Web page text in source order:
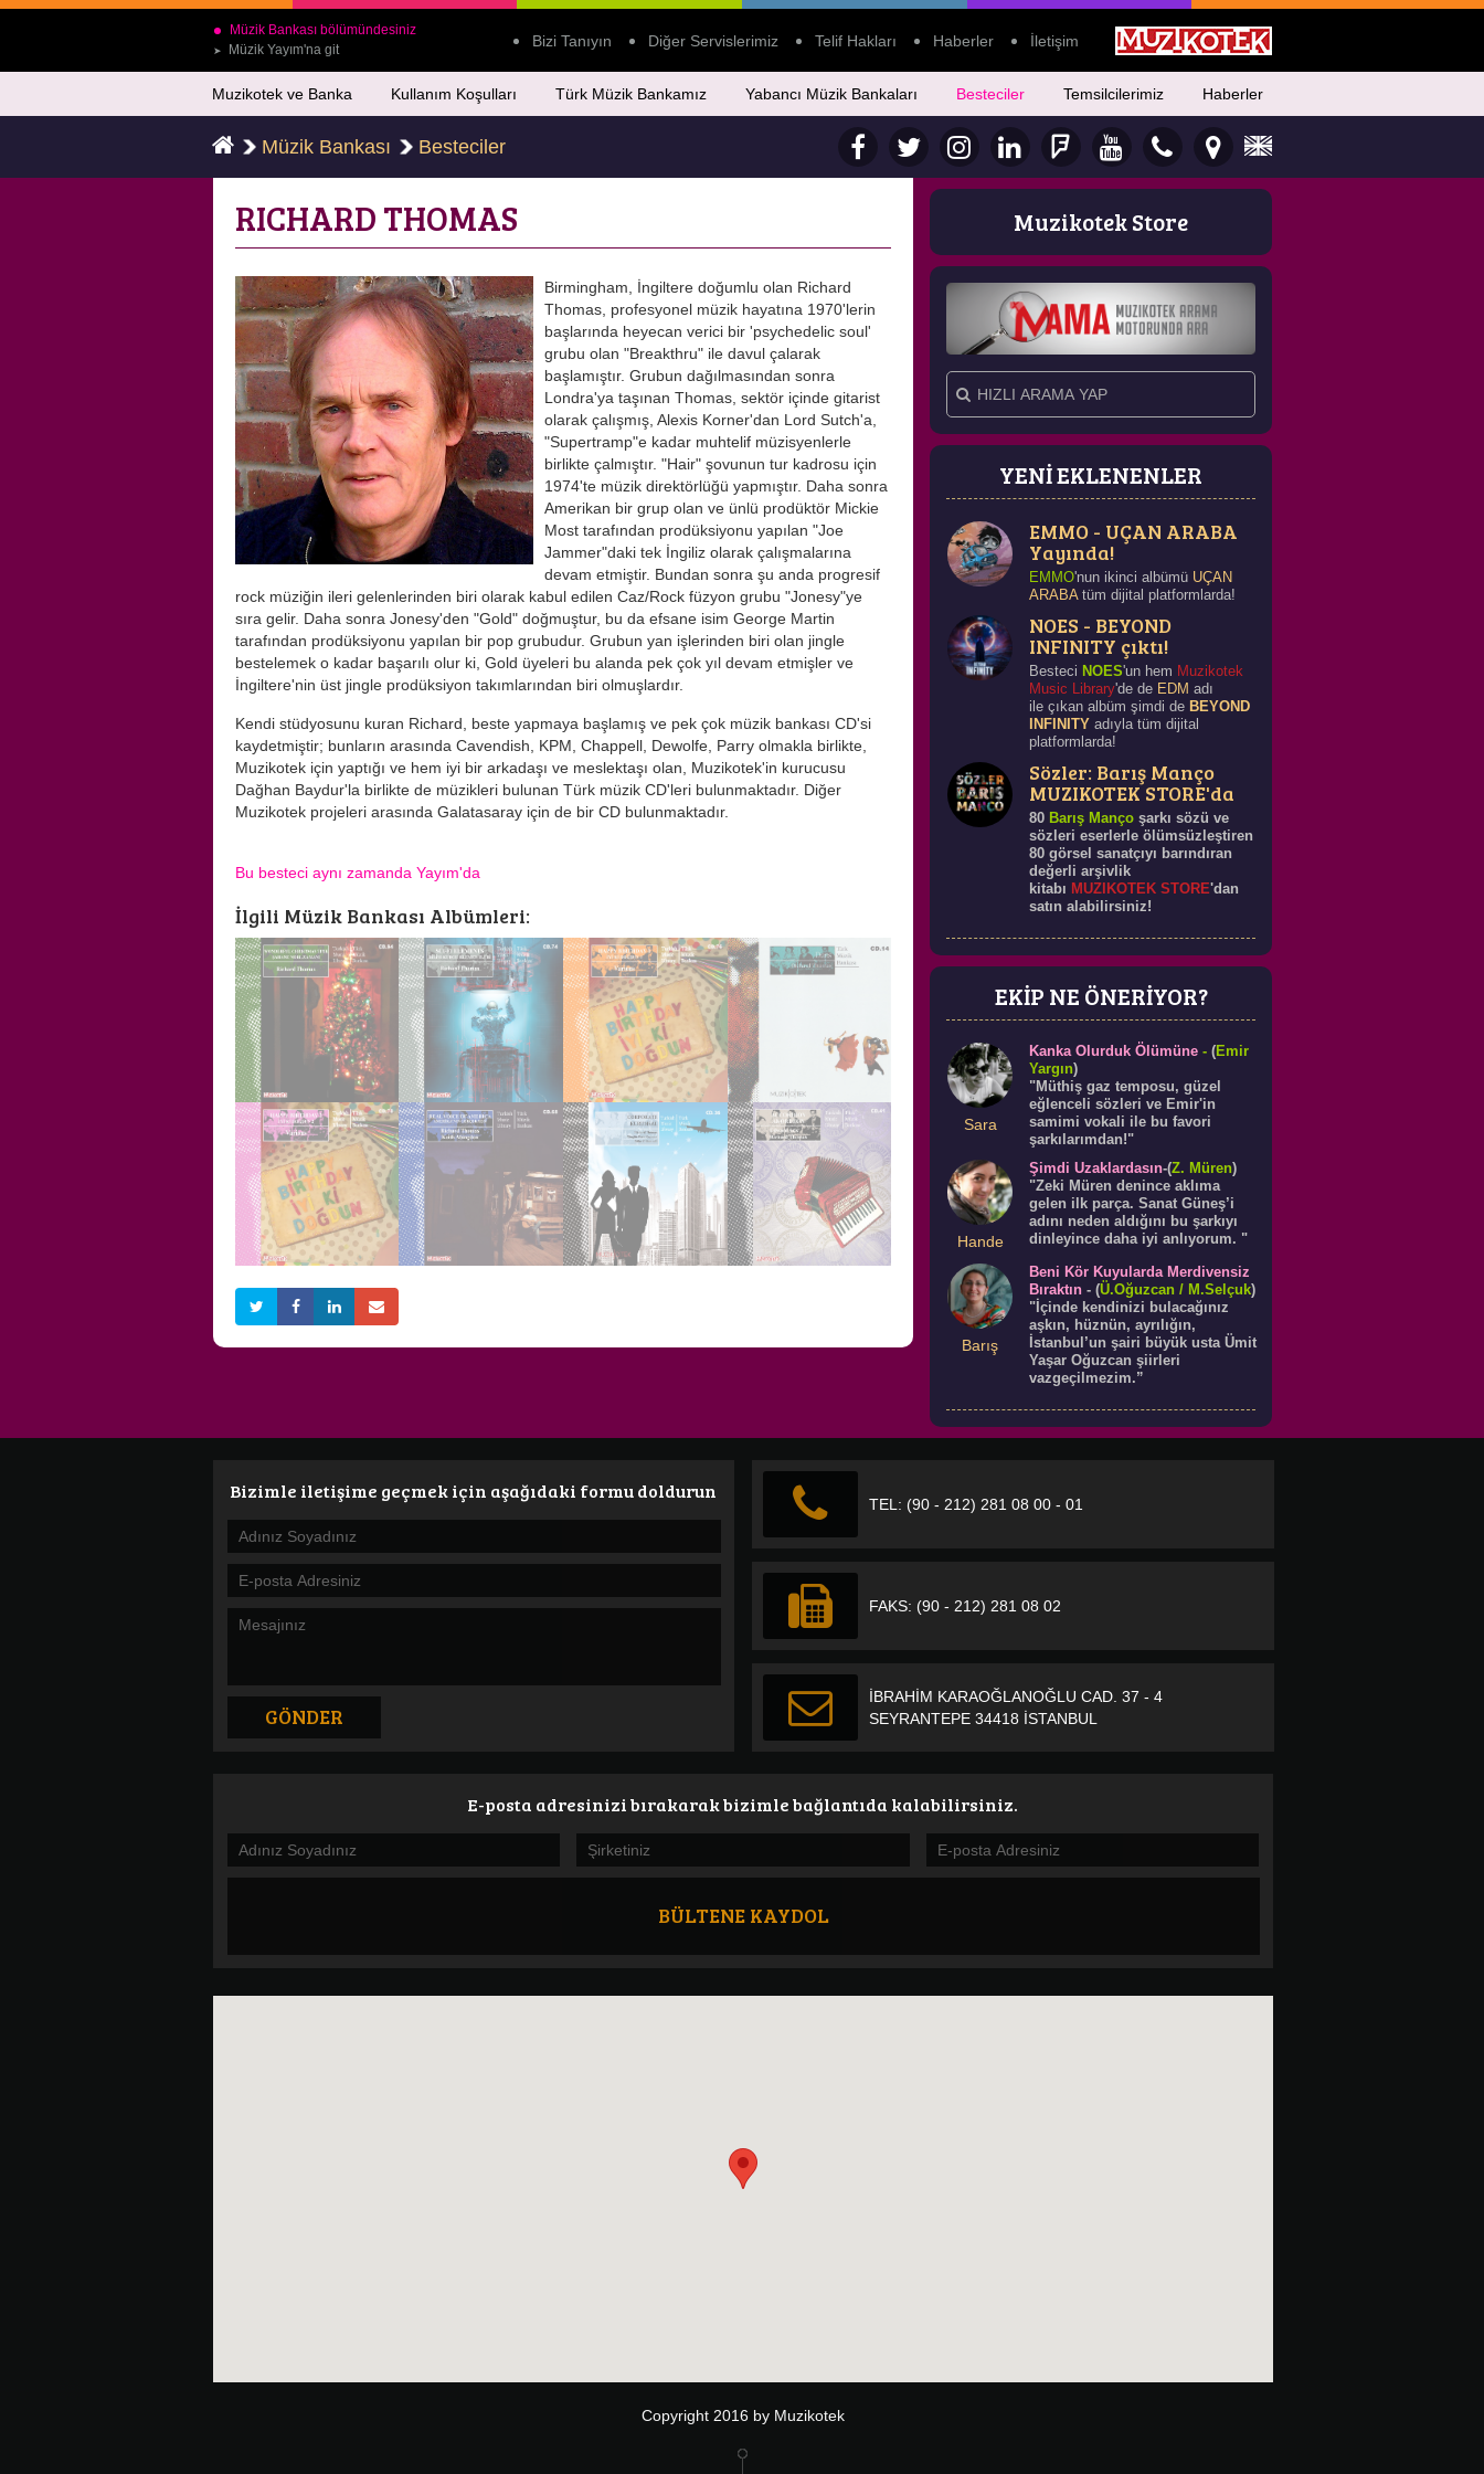
Müzik Bankası bölümündesiniz
➤ Müzik Yayım'na git Bizi Tanıyın Diğer Servislerimiz Telif Hakları Haberler İletişim
Muzikotek ve Banka Kullanım Koşulları Türk Müzik Bankamız Yabancı Müzik Bankaları Besteciler Temsilcilerimiz Haberler
Müzik Bankası Besteciler
RICHARD THOMAS
Birmingham, İngiltere doğumlu olan Richard
Thomas, profesyonel müzik hayatına 1970'lerin
başlarında heyecan verici bir 'psychedelic soul'
grubu olan "Breakthru" ile davul çalarak
başlamıştır. Grubun dağılmasından sonra
Londra'ya taşınan Thomas, sektör içinde gitarist
olarak çalışmış, Alexis Korner'dan Lord Sutch'a,
"Supertramp"e kadar muhtelif müzisyenlerle
birlikte çalmıştır. "Hair" şovunun tur kadrosu için
1974'te müzik direktörlüğü yapmıştır. Daha sonra
Amerikan bir grup olan ve ünlü prodüktör Mickie
Most tarafından prodüksiyonu yapılan "Joe
Jammer"daki tek İngiliz olarak çalışmalarına
devam etmiştir. Bundan sonra şu anda progresif
rock müziğin ileri gelenlerinden biri olarak kabul edilen Caz/Rock füzyon grubu "Jonesy"ye
sıra gelir. Daha sonra Jonesy'den "Gold" doğmuştur, bu da efsane isim George Martin
tarafından prodüksiyonu yapılan bir pop grubudur. Grubun yan işlerinden biri olan jingle
bestelemek o kadar başarılı olur ki, Gold üyeleri bu alanda pek çok yıl devam etmişler ve
İngiltere'nin üst jingle prodüksiyon takımlarından biri olmuşlardır.
Kendi stüdyosunu kuran Richard, beste yapmaya başlamış ve pek çok müzik bankası CD'si
kaydetmiştir; bunların arasında Cavendish, KPM, Chappell, Dewolfe, Parry olmakla birlikte,
Muzikotek için yaptığı ve hem iyi bir arkadaşı ve meslektaşı olan, Muzikotek'in kurucusu
Dağhan Baydur'la birlikte de müzikleri bulunan Türk müzik CD'leri bulunmaktadır. Diğer
Muzikotek projeleri arasında Galatasaray için de bir CD bulunmaktadır.
Bu besteci aynı zamanda Yayım'da
İlgili Müzik Bankası Albümleri:
ŞAHANE NOEL
ZAMANI
Detaylı Bilgi
BİLİM KURGU
ELEMENTLERİ
Detaylı Bilgi
İYİ Kİ DOĞDUN 1
Detaylı Bilgi
DANS
Detaylı Bilgi
Muzikotek Store
YENİ EKLENENLER
EMMO - UÇAN ARABA
Yayında!
EMMO'nun ikinci albümü UÇAN
ARABAtüm dijital platformlarda!
NOES - BEYOND
INFINITY çıktı!
Besteci NOES'un hem Muzikotek
Music Library'de de EDM adı
ile çıkan albüm şimdi de BEYOND
INFINITY adıyla tüm dijital
platformlarda!
Sözler: Barış Manço
MUZIKOTEK STORE'da
80 Barış Manço şarkı sözü ve
sözleri eserlerle ölümsüzleştiren
80 görsel sanatçıyı barındıran
değerli arşivlik
kitabı MUZIKOTEK STORE'dan
satın alabilirsiniz!
EKİP NE ÖNERİYOR?
Sara
Kanka Olurduk Ölümüne -(Emir
Yargın)
"Müthiş gaz temposu, güzel
eğlenceli sözleri ve Emir'in
samimi vokali ile bu favori
şarkılarımdan!"
Hande
Şimdi Uzaklardasın-(Z. Müren)
"Zeki Müren denince aklıma
gelen ilk parça. Sanat Güneş’i
adını neden aldığını bu şarkıyı
dinleyince daha iyi anlıyorum. "
Barış
Beni Kör Kuyularda Merdivensiz
Bıraktın -(Ü.Oğuzcan / M.Selçuk)
"İçinde kendinizi bulacağınız
aşkın, hüznün, ayrılığın,
İstanbul’un şairi büyük usta Ümit
Yaşar Oğuzcan şiirleri
vazgeçilmezim.”
Bizimle iletişime geçmek için aşağıdaki formu doldurun
TEL: (90 - 212) 281 08 00 - 01
FAKS: (90 - 212) 281 08 02
İBRAHİM KARAOĞLANOĞLU CAD. 37 - 4
SEYRANTEPE 34418 İSTANBUL
E-posta adresinizi bırakarak bizimle bağlantıda kalabilirsiniz.
Copyright 2016 by Muzikotek